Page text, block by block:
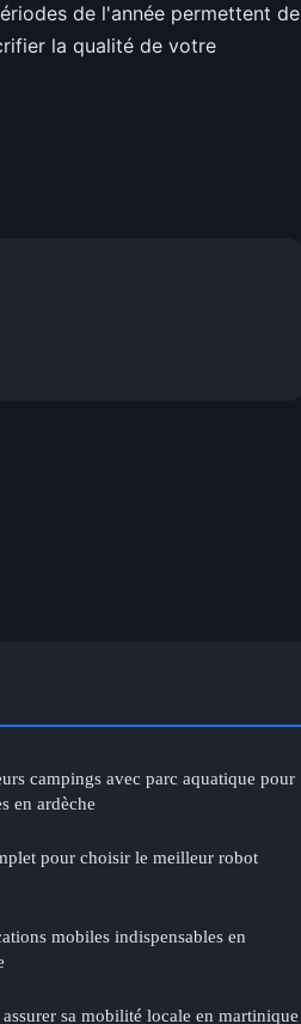
de l'année permettent de
la qualité de votre
campings avec parc aquatique pour
en ardèche
pour choisir le meilleur robot
mobiles indispensables en
sa mobilité locale en martinique